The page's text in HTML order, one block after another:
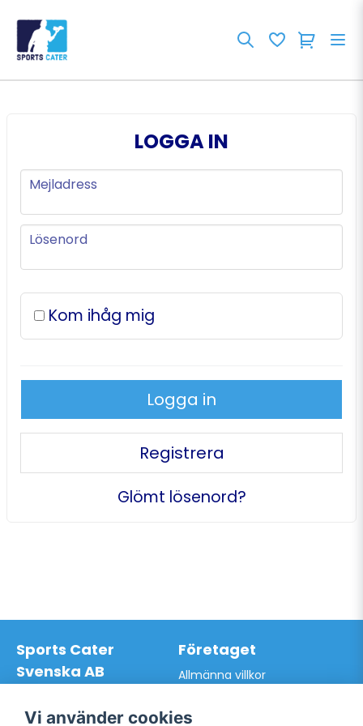
LOGGA IN
Mejladress
Mejladress
Lösenord
Lösenord
Kom ihåg mig
Logga in
Registrera
Glömt lösenord?
Sports Cater
Svenska AB
Org.nr: 559024-7762
Företaget
Allmänna villkor
Vi använder cookies